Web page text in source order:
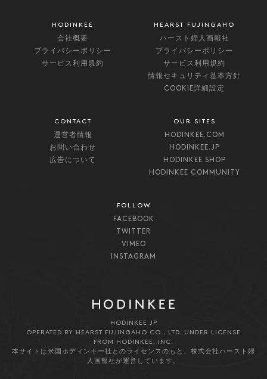
HODINKEE
会社概要
プライバシーポリシー
サービス利用規約
HEARST FUJINGAHO
ハースト婦人画報社
プライバシーポリシー
サービス利用規約
情報セキュリティ基本方針
COOKIE詳細設定
CONTACT
運営者情報
お問い合わせ
広告について
OUR SITES
HODINKEE.COM
HODINKEE.JP
HODINKEE SHOP
HODINKEE COMMUNITY
FOLLOW
FACEBOOK
TWITTER
VIMEO
INSTAGRAM
HODINKEE.JP
OPERATED BY HEARST FUJINGAHO CO., LTD. UNDER LICENSE
FROM HODINKEE, INC.
本サイトは米国ホディンキー社とのライセンスのもと、株式会社ハースト婦
人画報社が運営しています。